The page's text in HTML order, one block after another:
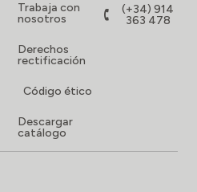
Trabaja con
nosotros
Derechos
rectificación
Código ético
Descargar
catálogo
(+34) 914
363 478